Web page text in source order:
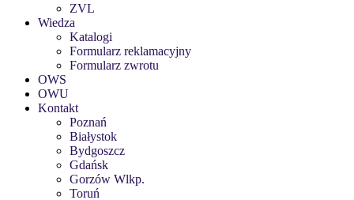
ZVL
Wiedza
Katalogi
Formularz reklamacyjny
Formularz zwrotu
OWS
OWU
Kontakt
Poznań
Białystok
Bydgoszcz
Gdańsk
Gorzów Wlkp.
Toruń